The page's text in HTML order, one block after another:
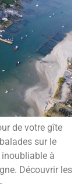
de votre gîte
sur le
à
Découvrir les